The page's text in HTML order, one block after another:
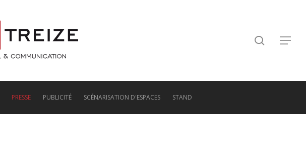
search
Menu
PRESSE PUBLICITÉ SCÉNARISATION D'ESPACES STAND